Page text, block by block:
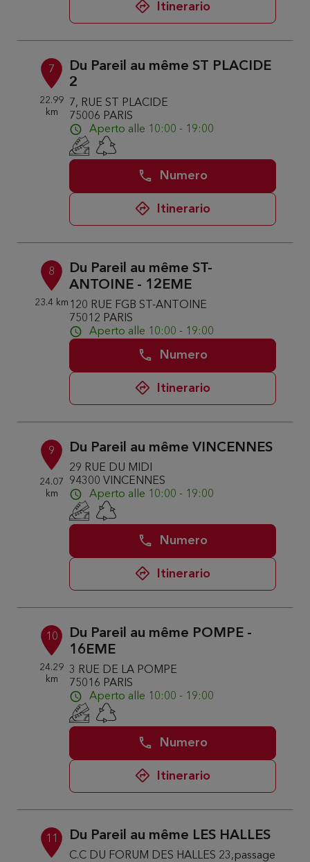
Itinerario
7
22.99
km
Du Pareil au même ST PLACIDE
2
7, RUE ST PLACIDE
75006 PARIS
Aperto alle 10:00 - 19:00
Numero
Itinerario
8
23.4 km
Du Pareil au même ST-
ANTOINE - 12EME
120 RUE FGB ST-ANTOINE
75012 PARIS
Aperto alle 10:00 - 19:00
Numero
Itinerario
9
24.07
km
Du Pareil au même VINCENNES
29 RUE DU MIDI
94300 VINCENNES
Aperto alle 10:00 - 19:00
Numero
Itinerario
10
24.29
km
Du Pareil au même POMPE -
16EME
3 RUE DE LA POMPE
75016 PARIS
Aperto alle 10:00 - 19:00
Numero
Itinerario
11 Du Pareil au même LES HALLES
C.C DU FORUM DES HALLES 23,passage